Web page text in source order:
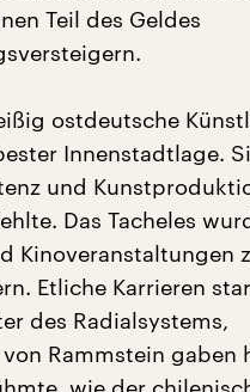
Teil des Geldes
ostdeutsche
Innenstadtlage.
und
Das Tacheles
Kinoveranstaltungen
Etliche Karrieren
des Radialsystems,
Rammstein gaben